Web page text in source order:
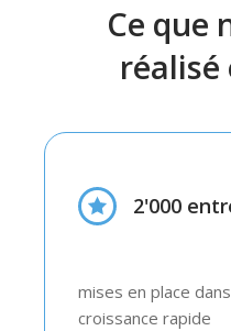
Ce que
réalisé
2'000
mises en place
croissance rapide